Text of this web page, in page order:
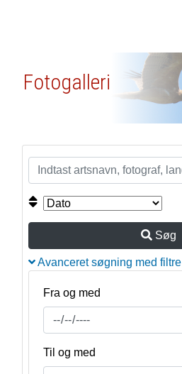
Fotogalleri
Søg
Avanceret søgning med filtre
Fra og med
Til og med